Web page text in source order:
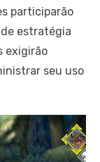
participarão
estratégia
exigirão
seu uso